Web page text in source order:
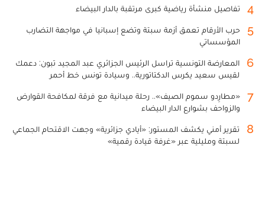
4 تفاصيل منشأة رياضية كبرى مرتقبة بالدار البيضاء
5
حرب الأرقام تعمق أزمة سبتة وتضع إسبانيا في مواجهة التضارب
المؤسساتي
6
المعارضة التونسية تراسل الرئيس الجزائري عبد المجيد تبون: دعمك
لقيس سعيد يكرس الدكتاتورية.. وسيادة تونس خط أحمر
7
«مطارِدو سموم الصيف».. رحلة ميدانية مع فرقة لمكافحة القوارض
والزواحف بشوارع الدار البيضاء
8
تقرير أمني يكشف المستور: «أيادي جزائرية» وجهت الاقتحام الجماعي
لسبتة ومليلية عبر «غرفة قيادة رقمية»